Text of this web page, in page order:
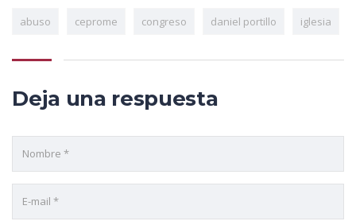
abuso ceprome congreso daniel portillo iglesia
Deja una respuesta